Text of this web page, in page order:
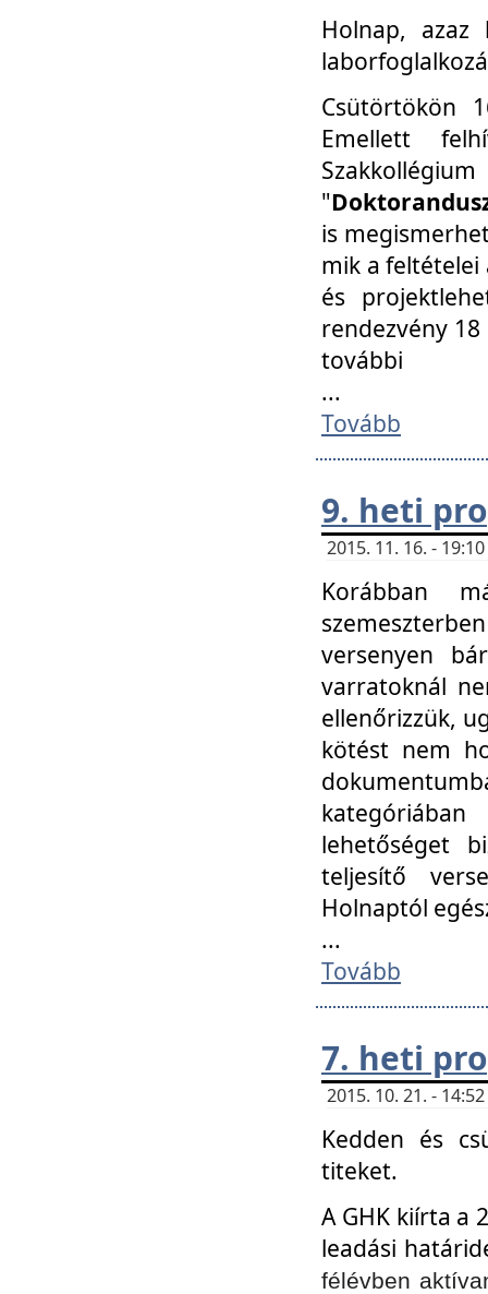
Holnap, azaz
Csütörtökön
Emellett
"
is
mik a feltételei
és
rendezvény
további
...
Tovább
9. heti
2015. 11. 16. -
Korábban
versenyen
varratoknál
ellenőrizzük,
kötést nem
lehetőséget
teljesítő
Holnaptól
...
Tovább
7. heti
2015. 10. 21. -
Kedden és
titeket.
A GHK kiírta a
leadási
félévben